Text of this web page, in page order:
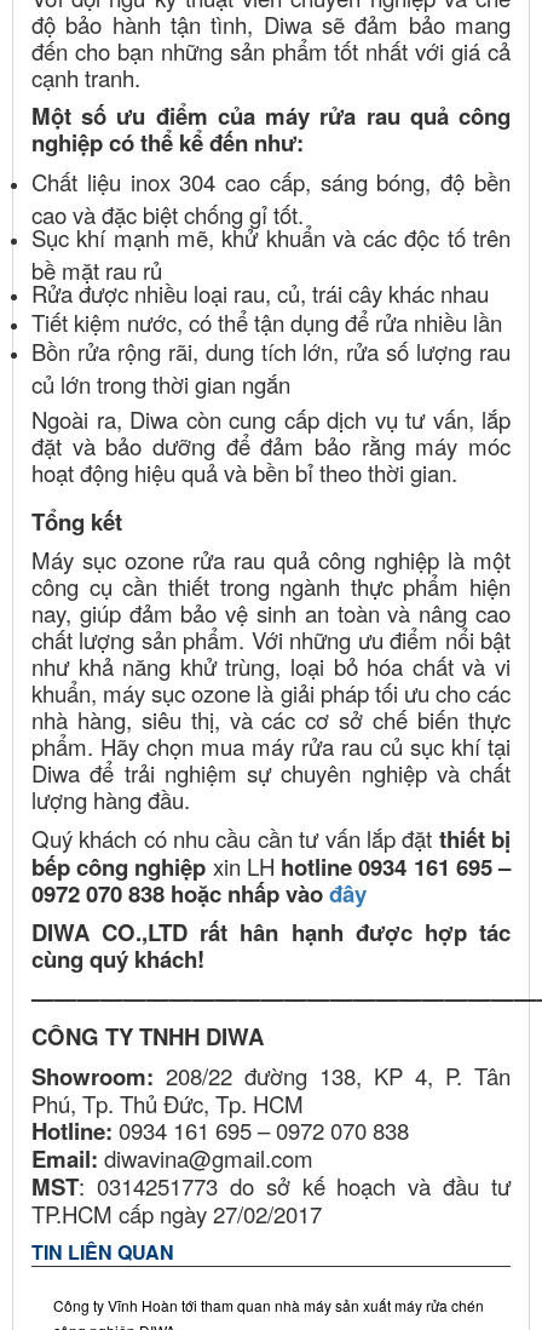
độ bảo hành tận tình, Diwa sẽ đảm bảo mang
đến cho bạn những sản phẩm tốt nhất với giá cả
cạnh tranh.
Một số ưu điểm của máy rửa rau quả công
nghiệp có thể kể đến như:
Chất liệu inox 304 cao cấp, sáng bóng, độ bền
cao và đặc biệt chống gỉ tốt.
Sục khí mạnh mẽ, khử khuẩn và các độc tố trên
bề mặt rau rủ
Rửa được nhiều loại rau, củ, trái cây khác nhau
Tiết kiệm nước, có thể tận dụng để rửa nhiều lần
Bồn rửa rộng rãi, dung tích lớn, rửa số lượng rau
củ lớn trong thời gian ngắn
Ngoài ra, Diwa còn cung cấp dịch vụ tư vấn, lắp
đặt và bảo dưỡng để đảm bảo rằng máy móc
hoạt động hiệu quả và bền bỉ theo thời gian.
Tổng kết
Máy sục ozone rửa rau quả công nghiệp là một
công cụ cần thiết trong ngành thực phẩm hiện
nay, giúp đảm bảo vệ sinh an toàn và nâng cao
chất lượng sản phẩm. Với những ưu điểm nổi bật
như khả năng khử trùng, loại bỏ hóa chất và vi
khuẩn, máy sục ozone là giải pháp tối ưu cho các
nhà hàng, siêu thị, và các cơ sở chế biến thực
phẩm. Hãy chọn mua máy rửa rau củ sục khí tại
Diwa để trải nghiệm sự chuyên nghiệp và chất
lượng hàng đầu.
Quý khách có nhu cầu cần tư vấn lắp đặt thiết bị
bếp công nghiệp xin LH hotline 0934 161 695 –
0972 070 838 hoặc nhấp vàođây
DIWA CO.,LTD rất hân hạnh được hợp tác
cùng quý khách!
CÔNG TY TNHH DIWA
Showroom: 208/22 đường 138, KP 4, P. Tân
Phú, Tp. Thủ Đức, Tp. HCM
Hotline: 0934 161 695 – 0972 070 838
Email: diwavina@gmail.com
MST: 0314251773 do sở kế hoạch và đầu tư
TP.HCM cấp ngày 27/02/2017
TIN LIÊN QUAN
Công ty Vĩnh Hoàn tới tham quan nhà máy sản xuất máy rửa chén